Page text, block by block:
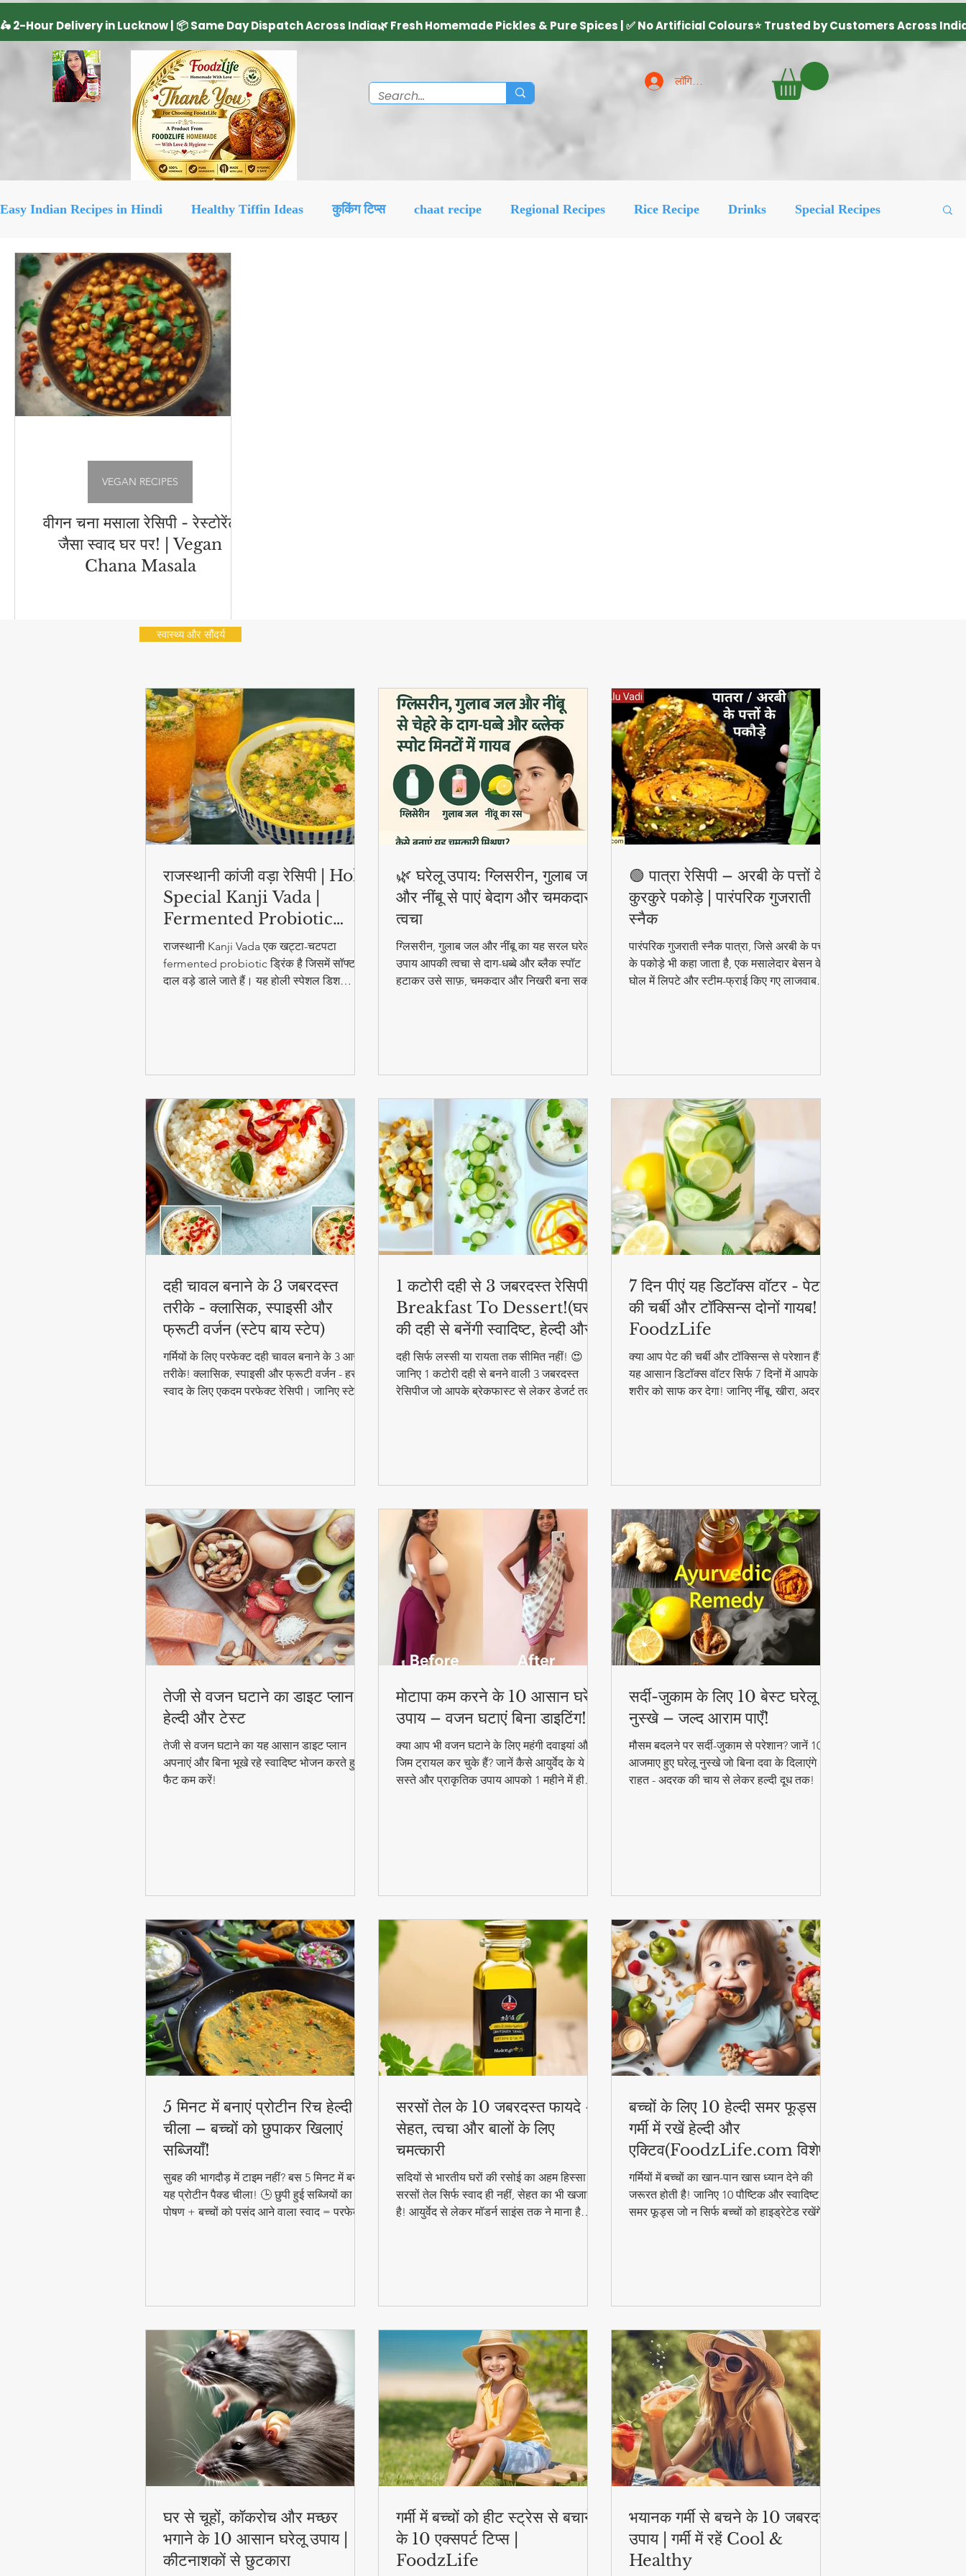
लॉगिन करें
Easy Indian Recipes in Hindi Healthy Tiffin Ideas कुकिंग टिप्स chaat recipe Regional Recipes Rice Recipe Drinks Special Recipes
Dairy Product cake recipe
अचार - चटनी Cleaning Hacks
भारतीय नाश्ते (Indian Snacks)
वीगन चना मसाला रेसिपी - रेस्टोरेंट
जैसा स्वाद घर पर! | Vegan
Chana Masala
VEGAN RECIPES
View More
स्वास्थ्य और सौंदर्य
राजस्थानी कांजी वड़ा रेसिपी | Holi
Special Kanji Vada |
Fermented Probiotic
Drink
राजस्थानी Kanji Vada एक खट्टा-चटपटा
fermented probiotic ड्रिंक है जिसमें सॉफ्ट
दाल वड़े डाले जाते हैं। यह होली स्पेशल डिश
🌿 घरेलू उपाय: ग्लिसरीन, गुलाब जल
और नींबू से पाएं बेदाग और चमकदार
त्वचा
ग्लिसरीन, गुलाब जल और नींबू का यह सरल घरेलू
उपाय आपकी त्वचा से दाग-धब्बे और ब्लैक स्पॉट
हटाकर उसे साफ़, चमकदार और निखरी बना सकता
🟢 पात्रा रेसिपी – अरबी के पत्तों के
कुरकुरे पकोड़े | पारंपरिक गुजराती
स्नैक
पारंपरिक गुजराती स्नैक पात्रा, जिसे अरबी के पत्तों
के पकोड़े भी कहा जाता है, एक मसालेदार बेसन के
घोल में लिपटे और स्टीम-फ्राई किए गए लाजवाब
दही चावल बनाने के 3 जबरदस्त
तरीके - क्लासिक, स्पाइसी और
फ्रूटी वर्जन (स्टेप बाय स्टेप)
गर्मियों के लिए परफेक्ट दही चावल बनाने के 3 आसान
तरीके! क्लासिक, स्पाइसी और फ्रूटी वर्जन - हर
स्वाद के लिए एकदम परफेक्ट रेसिपी। जानिए स्टेप
1 कटोरी दही से 3 जबरदस्त रेसिपी –
Breakfast To Dessert!(घर
की दही से बनेंगी स्वादिष्ट, हेल्दी और
आसान डिशेज)
दही सिर्फ लस्सी या रायता तक सीमित नहीं! 😍
जानिए 1 कटोरी दही से बनने वाली 3 जबरदस्त
रेसिपीज जो आपके ब्रेकफास्ट से लेकर डेजर्ट तक
7 दिन पीएं यह डिटॉक्स वॉटर - पेट
की चर्बी और टॉक्सिन्स दोनों गायब! |
FoodzLife
क्या आप पेट की चर्बी और टॉक्सिन्स से परेशान हैं?
यह आसान डिटॉक्स वॉटर सिर्फ 7 दिनों में आपके
शरीर को साफ कर देगा! जानिए नींबू, खीरा, अदरक
तेजी से वजन घटाने का डाइट प्लान –
हेल्दी और टेस्ट
तेजी से वजन घटाने का यह आसान डाइट प्लान
अपनाएं और बिना भूखे रहे स्वादिष्ट भोजन करते हुए
फैट कम करें!
मोटापा कम करने के 10 आसान घरेलू
उपाय – वजन घटाएं बिना डाइटिंग!
क्या आप भी वजन घटाने के लिए महंगी दवाइयां और
जिम ट्रायल कर चुके हैं? जानें कैसे आयुर्वेद के ये
सस्ते और प्राकृतिक उपाय आपको 1 महीने में ही
सर्दी-जुकाम के लिए 10 बेस्ट घरेलू
नुस्खे – जल्द आराम पाएँ!
मौसम बदलने पर सर्दी-जुकाम से परेशान? जानें 10
आजमाए हुए घरेलू नुस्खे जो बिना दवा के दिलाएंगे
राहत - अदरक की चाय से लेकर हल्दी दूध तक!
5 मिनट में बनाएं प्रोटीन रिच हेल्दी
चीला – बच्चों को छुपाकर खिलाएं
सब्जियाँ!
सुबह की भागदौड़ में टाइम नहीं? बस 5 मिनट में बनाएं
यह प्रोटीन पैक्ड चीला! 🕒 छुपी हुई सब्जियों का
पोषण + बच्चों को पसंद आने वाला स्वाद = परफेक्ट
सरसों तेल के 10 जबरदस्त फायदे -
सेहत, त्वचा और बालों के लिए
चमत्कारी
सदियों से भारतीय घरों की रसोई का अहम हिस्सा रहा
सरसों तेल सिर्फ स्वाद ही नहीं, सेहत का भी खजाना
है! आयुर्वेद से लेकर मॉडर्न साइंस तक ने माना है
बच्चों के लिए 10 हेल्दी समर फूड्स |
गर्मी में रखें हेल्दी और
एक्टिव(FoodzLife.com विशेष)
गर्मियों में बच्चों का खान-पान खास ध्यान देने की
जरूरत होती है! जानिए 10 पौष्टिक और स्वादिष्ट
समर फूड्स जो न सिर्फ बच्चों को हाइड्रेटेड रखेंगे,
घर से चूहों, कॉकरोच और मच्छर
भगाने के 10 आसान घरेलू उपाय |
कीटनाशकों से छुटकारा
गर्मी में बच्चों को हीट स्ट्रेस से बचाने
के 10 एक्सपर्ट टिप्स |
FoodzLife
भयानक गर्मी से बचने के 10 जबरदस्त
उपाय | गर्मी में रहें Cool &
Healthy